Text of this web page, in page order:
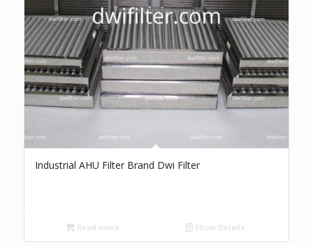
Industrial AHU Filter Brand Dwi Filter
Read more Show Details